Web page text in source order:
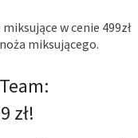
w cenie 499zł
miksującego.
zł!